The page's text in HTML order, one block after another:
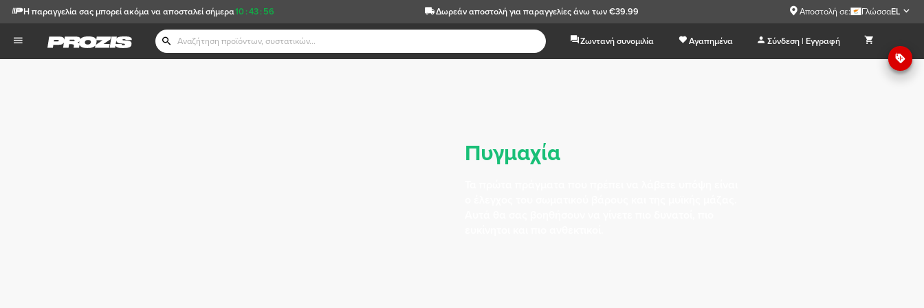
10 :43 : 56
Η παραγγελία σας μπορεί ακόμα να αποσταλεί σήμερα Δωρεάν αποστολήγια παραγγελίες άνω των €39.99 Αποστολή σε: ΓλώσσαEL
Ζωντανή συνομιλία Αγαπημένα Σύνδεση | Εγγραφή
Πυγμαχία